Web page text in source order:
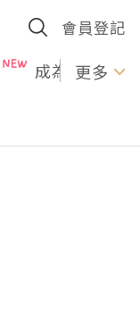
會員登記
成為U更多